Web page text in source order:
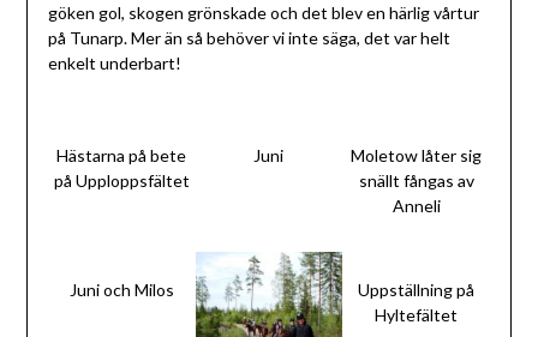
göken gol, skogen grönskade och det blev en härlig vårtur
på Tunarp. Mer än så behöver vi inte säga, det var helt
enkelt underbart!
Hästarna på bete
på Upploppsfältet
Juni
Moletow låter sig
snällt fångas av
Anneli
Juni och Milos
Uppställning på
Hyltefältet